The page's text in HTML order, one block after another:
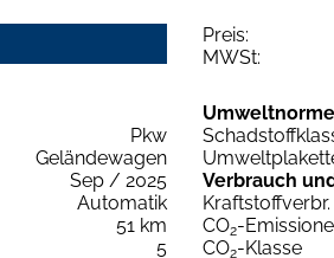
Preis:
MWSt:
Pkw
Geländewagen
Sep / 2025
Automatik
51 km
5
Verbrauch
CO2-
CO2-Klasse